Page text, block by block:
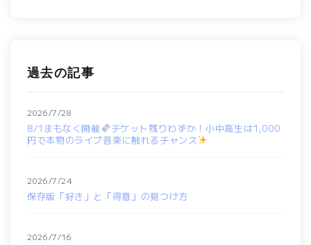
過去の記事
8/1まもなく開催
チケット残りわずか！小中高生は1,000
円で本物のライブ音楽に触れるチャンス
2026/7/28
保存版「好き」と「得意」の見つけ方
2026/7/24
2026/7/16